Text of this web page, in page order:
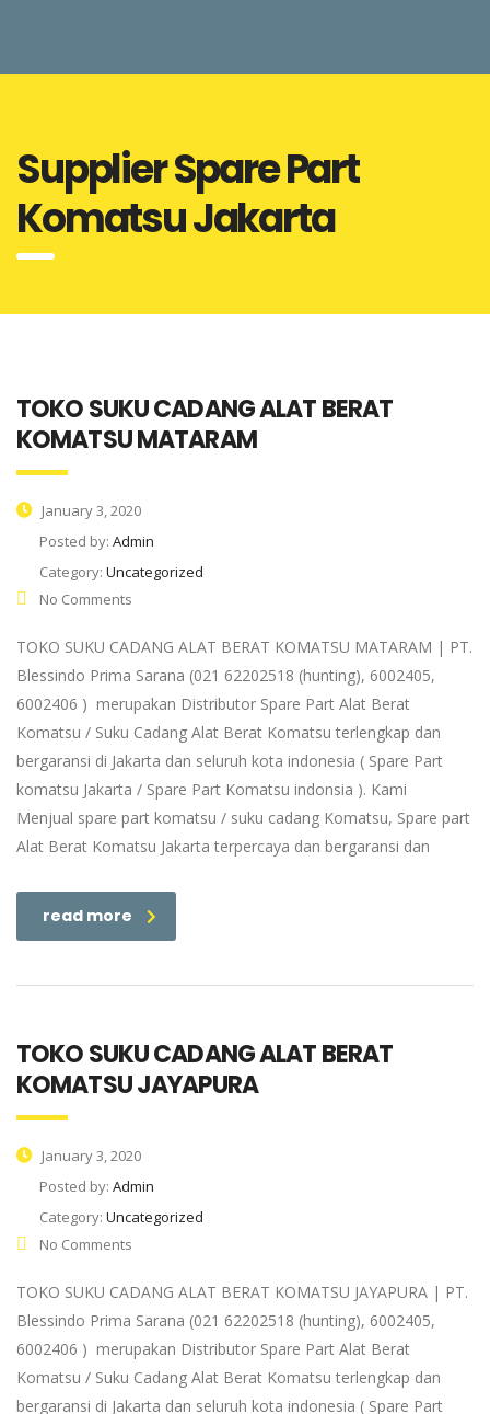
Supplier Spare Part
Komatsu Jakarta
TOKO SUKU CADANG ALAT BERAT
KOMATSU MATARAM
January 3, 2020
Posted by: Admin
Category: Uncategorized
No Comments
TOKO SUKU CADANG ALAT BERAT KOMATSU MATARAM | PT.
Blessindo Prima Sarana (021 62202518 (hunting), 6002405,
6002406 ) merupakan Distributor Spare Part Alat Berat
Komatsu / Suku Cadang Alat Berat Komatsu terlengkap dan
bergaransi di Jakarta dan seluruh kota indonesia ( Spare Part
komatsu Jakarta / Spare Part Komatsu indonsia ). Kami
Menjual spare part komatsu / suku cadang Komatsu, Spare part
Alat Berat Komatsu Jakarta terpercaya dan bergaransi dan
read more
TOKO SUKU CADANG ALAT BERAT
KOMATSU JAYAPURA
January 3, 2020
Posted by: Admin
Category: Uncategorized
No Comments
TOKO SUKU CADANG ALAT BERAT KOMATSU JAYAPURA | PT.
Blessindo Prima Sarana (021 62202518 (hunting), 6002405,
6002406 ) merupakan Distributor Spare Part Alat Berat
Komatsu / Suku Cadang Alat Berat Komatsu terlengkap dan
bergaransi di Jakarta dan seluruh kota indonesia ( Spare Part